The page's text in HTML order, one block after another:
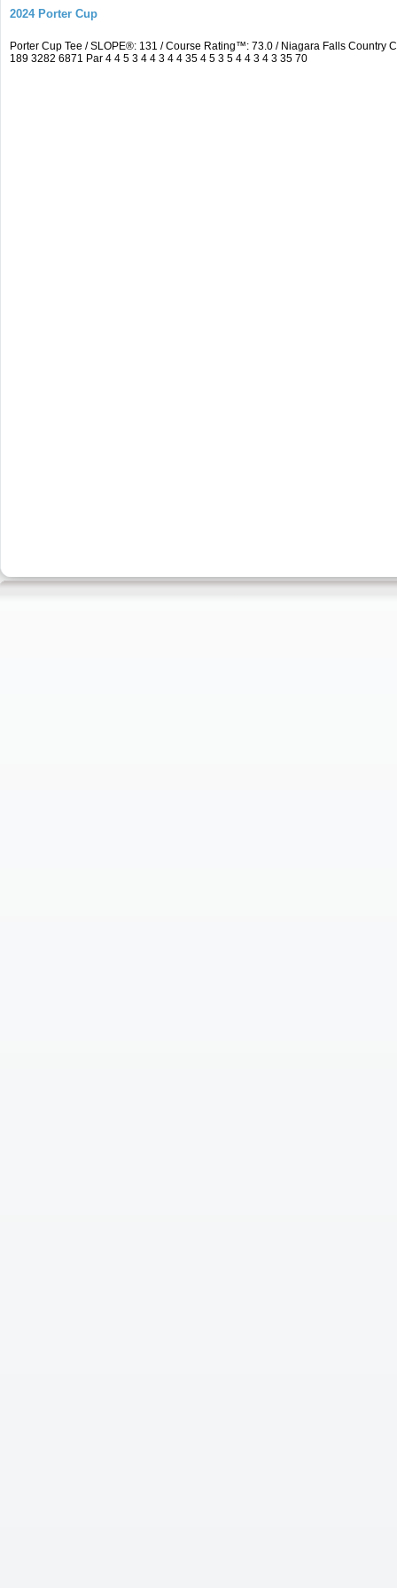
2024 Porter Cup
Porter Cup Tee / SLOPE®: 131 / Course Rating™: 73.0 / Niagara Falls
189 3282 6871 Par 4 4 5 3 4 4 3 4 4 35 4 5 3 5 4 4 3 4 3 35 70